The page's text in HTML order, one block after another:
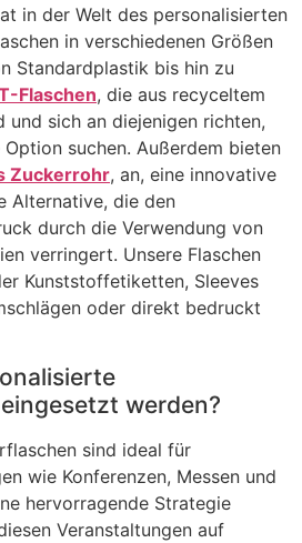
in der Welt des personalisierten
in verschiedenen Größen
Standardplastik bis hin zu
Flaschen, die aus recyceltem
und sich an diejenigen richten,
suchen. Außerdem bieten
Zuckerrohr, an, eine innovative
Alternative, die den
durch die Verwendung von
verringert. Unsere Flaschen
Kunststoffetiketten, Sleeves
oder direkt bedruckt
werden?
sind ideal für
wie Konferenzen, Messen und
hervorragende Strategie
Veranstaltungen auf